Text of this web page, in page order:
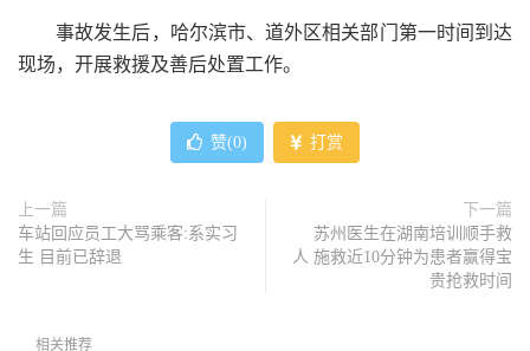
事故发生后，哈尔滨市、道外区相关部门第一时间到达
现场，开展救援及善后处置工作。
赞(0) 打赏
上一篇
车站回应员工大骂乘客:系实习
生 目前已辞退
下一篇
苏州医生在湖南培训顺手救
人 施救近10分钟为患者赢得宝
贵抢救时间
相关推荐